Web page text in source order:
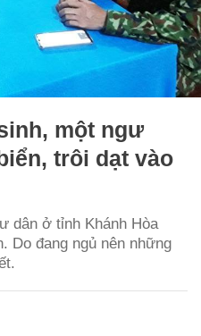
một ngư
trôi dạt vào
dân ở tỉnh Khánh Hòa
Do đang ngủ nên những